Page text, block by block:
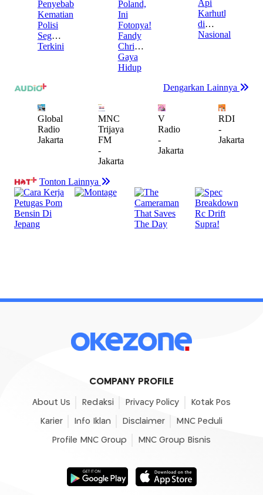
COMPANY PROFILE
About Us Redaksi Privacy Policy Kotak Pos
Karier Info Iklan Disclaimer MNC Peduli
Profile MNC Group MNC Group Bisnis